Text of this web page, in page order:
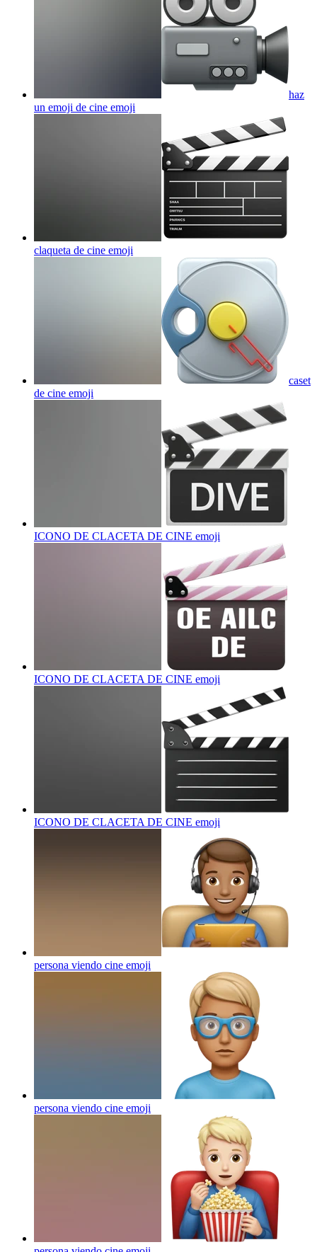
haz
un emoji de cine emoji
claqueta de cine emoji
caset
de cine emoji
ICONO DE CLACETA DE CINE emoji
ICONO DE CLACETA DE CINE emoji
ICONO DE CLACETA DE CINE emoji
persona viendo cine emoji
persona viendo cine emoji